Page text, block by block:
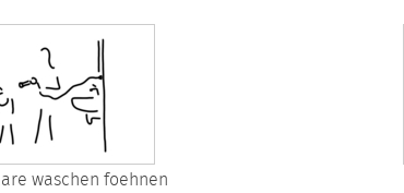
waschen foehnen